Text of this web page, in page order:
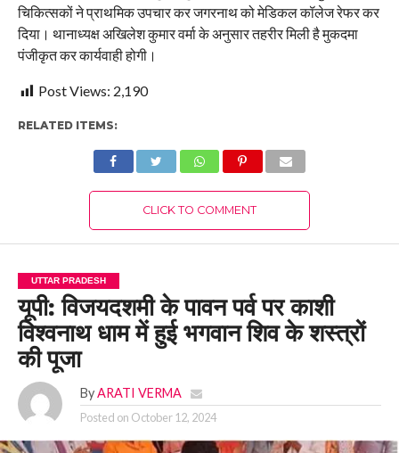
चिकित्सकों ने प्राथमिक उपचार कर जगरनाथ को मेडिकल कॉलेज रेफर कर
दिया। थानाध्यक्ष अखिलेश कुमार वर्मा के अनुसार तहरीर मिली है मुकदमा
पंजीकृत कर कार्यवाही होगी।
Post Views: 2,190
RELATED ITEMS:
CLICK TO COMMENT
UTTAR PRADESH
यूपी: विजयदशमी के पावन पर्व पर काशी
विश्वनाथ धाम में हुई भगवान शिव के शस्त्रों
की पूजा
By ARATI VERMA
Posted on October 12, 2024